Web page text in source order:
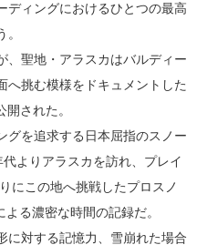
ディングにおけるひとつの最高
、聖地・アラスカはバルディー
へ挑む模様をドキュメントした
開された。
グを追求する日本屈指のスノー
よりアラスカを訪れ、プレイ
にこの地へ挑戦したプロスノ
る濃密な時間の記録だ。
に対する記憶力、雪崩れた場合